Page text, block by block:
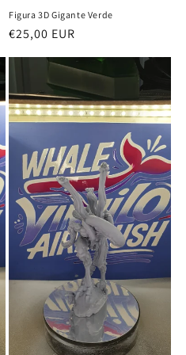
Figura 3D Gigante Verde
Precio
€25,00 EUR